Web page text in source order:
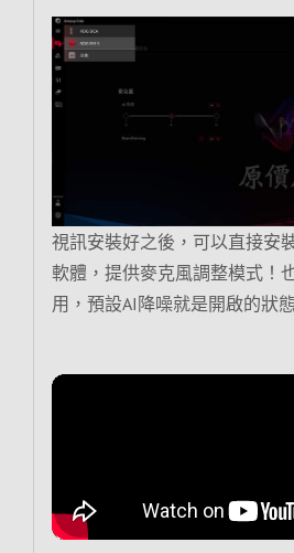
視訊安裝好之後，可以直接安
軟體，提供麥克風調整模式！
用，預設AI降噪就是開啟的狀態